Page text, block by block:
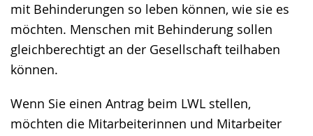
mit Behinderungen so leben können, wie sie es
möchten. Menschen mit Behinderung sollen
gleichberechtigt an der Gesellschaft teilhaben
können.
Wenn Sie einen Antrag beim LWL stellen,
möchten die Mitarbeiterinnen und Mitarbeiter
Gebärdensprache
wird
angezeigt.